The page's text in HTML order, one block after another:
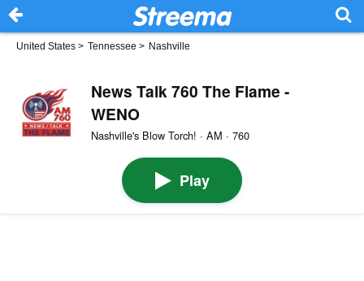
United States > Tennessee > Nashville
News Talk 760 The Flame -
WENO
Nashville's Blow Torch! · AM · 760
Play